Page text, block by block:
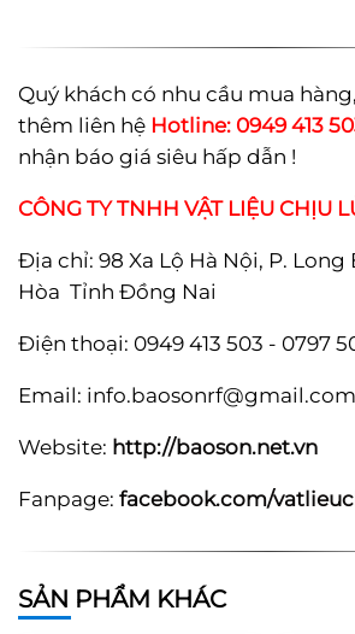
Quý khách có nhu cầu mua
thêm liên hệ Hotline: 0949 413
nhận báo giá siêu hấp dẫn !
CÔNG TY TNHH VẬT LIỆU CHỊU
Địa chỉ: 98 Xa Lộ Hà Nội, P. Long
Hòa Tỉnh Đồng Nai
Điện thoại: 0949 413 503 - 0797
Email: info.baosonrf@gmail.com
Website: http://baoson.net.vn
Fanpage: facebook.com/
SẢN PHẨM KHÁC